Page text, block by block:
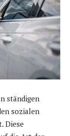
ständigen
sozialen
Diese